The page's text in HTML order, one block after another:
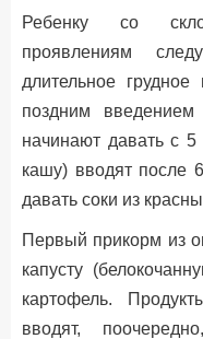
Ребенку со
проявлениям
длительное грудное
поздним
начинают давать с
кашу) вводят после
давать соки из
Первый прикорм из
капусту
картофель.
вводят,